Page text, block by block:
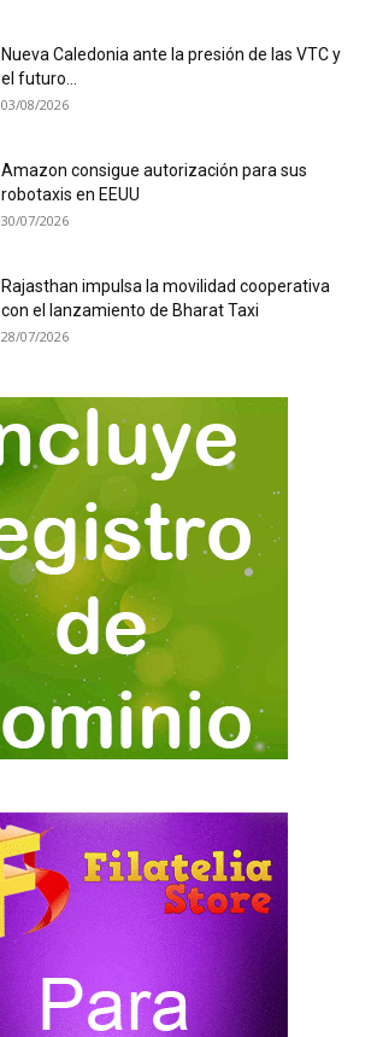
Nueva Caledonia ante la presión de las VTC y
el futuro...
03/08/2026
Amazon consigue autorización para sus
robotaxis en EEUU
30/07/2026
Rajasthan impulsa la movilidad cooperativa
con el lanzamiento de Bharat Taxi
28/07/2026